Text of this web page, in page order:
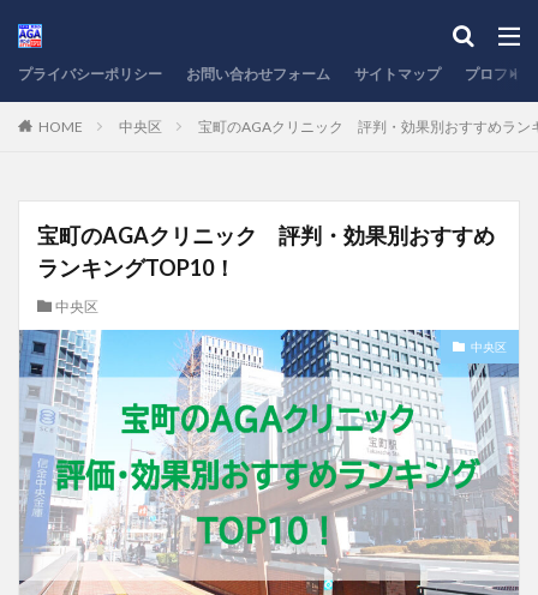
プライバシーポリシー お問い合わせフォーム サイトマップ プロフィ
HOME 中央区 宝町のAGAクリニック 評判・効果別おすすめラン
宝町のAGAクリニック 評判・効果別おすすめ
ランキングTOP10！
中央区
中央区